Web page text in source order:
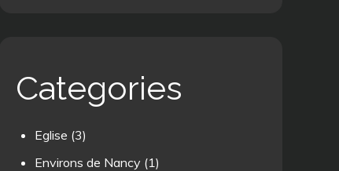
Categories
Eglise (3)
Environs de Nancy (1)